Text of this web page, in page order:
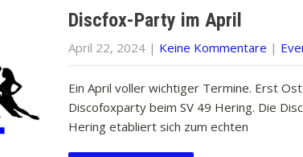
Discfox-Party im April
April 22, 2024| Keine Kommentare |
Ein April voller wichtiger Termine. Erst
Discofoxparty beim SV 49 Hering. Die
Hering etabliert sich zum echten